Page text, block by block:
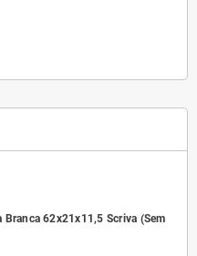
Branca 62x21x11,5 Scriva (Sem